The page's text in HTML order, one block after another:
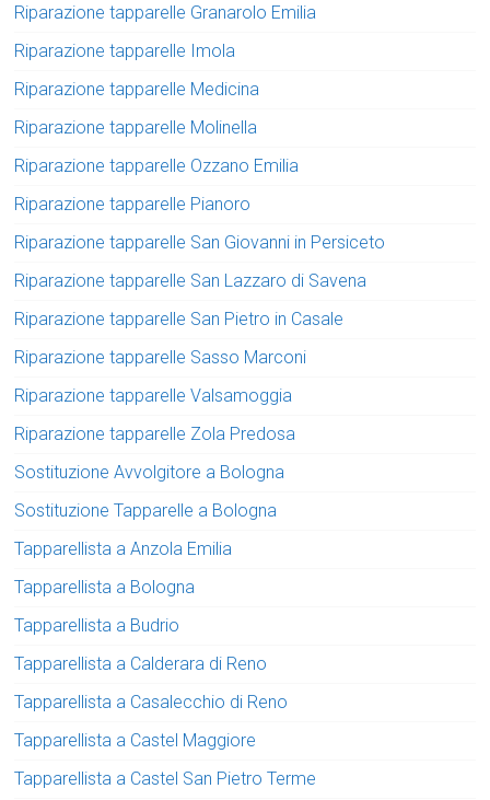
Riparazione tapparelle Granarolo Emilia
Riparazione tapparelle Imola
Riparazione tapparelle Medicina
Riparazione tapparelle Molinella
Riparazione tapparelle Ozzano Emilia
Riparazione tapparelle Pianoro
Riparazione tapparelle San Giovanni in Persiceto
Riparazione tapparelle San Lazzaro di Savena
Riparazione tapparelle San Pietro in Casale
Riparazione tapparelle Sasso Marconi
Riparazione tapparelle Valsamoggia
Riparazione tapparelle Zola Predosa
Sostituzione Avvolgitore a Bologna
Sostituzione Tapparelle a Bologna
Tapparellista a Anzola Emilia
Tapparellista a Bologna
Tapparellista a Budrio
Tapparellista a Calderara di Reno
Tapparellista a Casalecchio di Reno
Tapparellista a Castel Maggiore
Tapparellista a Castel San Pietro Terme